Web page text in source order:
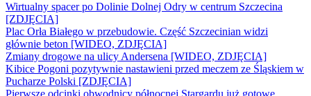
Wirtualny spacer po Dolinie Dolnej Odry w centrum Szczecina
[ZDJĘCIA]
Plac Orła Białego w przebudowie. Część Szczecinian widzi
głównie beton [WIDEO, ZDJĘCIA]
Zmiany drogowe na ulicy Andersena [WIDEO, ZDJĘCIA]
Kibice Pogoni pozytywnie nastawieni przed meczem ze Śląskiem w
Pucharze Polski [ZDJĘCIA]